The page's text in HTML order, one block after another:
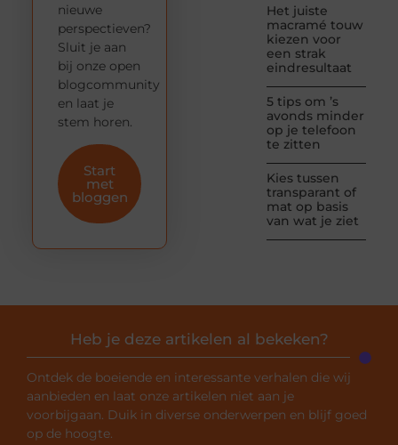
Het juiste
macramé touw
kiezen voor
een strak
eindresultaat
5 tips om ’s
avonds minder
op je telefoon
te zitten
Kies tussen
transparant of
mat op basis
van wat je ziet
nieuwe
perspectieven?
Sluit je aan
bij onze open
blogcommunity
en laat je
stem horen.
Start
met
bloggen
Heb je deze artikelen al bekeken?
Ontdek de boeiende en interessante verhalen die wij
aanbieden en laat onze artikelen niet aan je
voorbijgaan. Duik in diverse onderwerpen en blijf goed
op de hoogte.